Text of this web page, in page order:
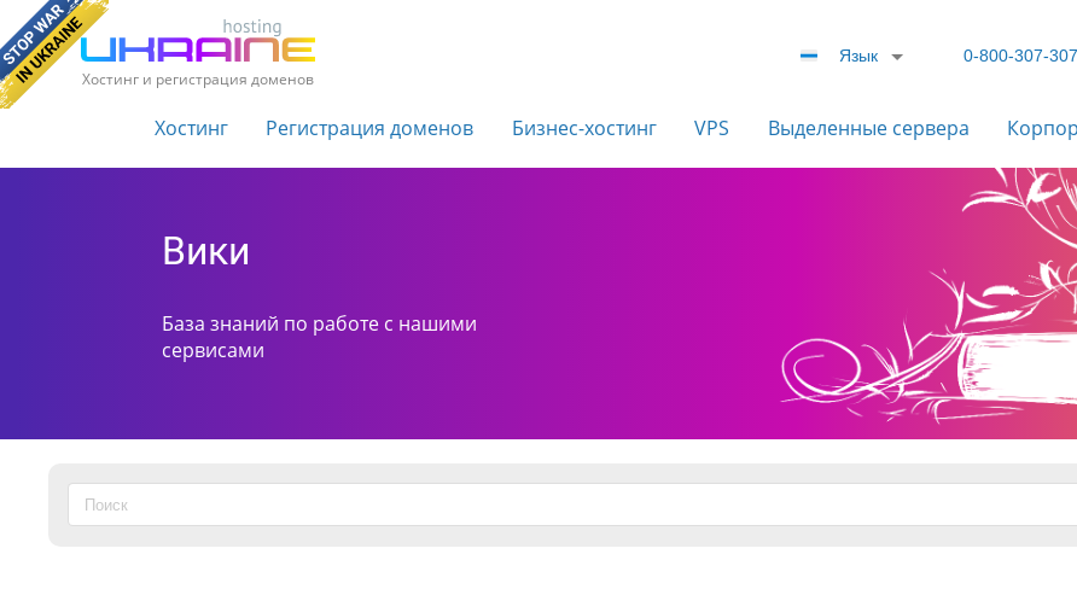
Хостинг и регистрация доменов
Язык 0-800-307-307
Хостинг Регистрация доменов Бизнес-хостинг VPS Выделенные сервера
Вики
База знаний по работе с нашими
сервисами